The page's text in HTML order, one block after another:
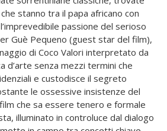
stanno tra il papa africano con
passione del serioso
Guè Pequeno (guest star del film),
di Coco Valori interpretato da
d’arte senza mezzi termini che
e custodisce il segreto
le ossessive insistenze del
che sa essere tenero e formale
illuminato in controluce dal dialogo